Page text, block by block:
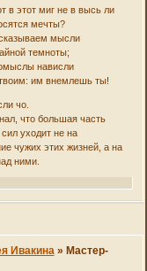
в этот миг не в высь ли
мечты?
мысли
темноты;
нависли
им внемлешь ты!
чо.
что большая часть
уходит не на
чужих этих жизней, а на
ними.
Ивакина » Мастер-